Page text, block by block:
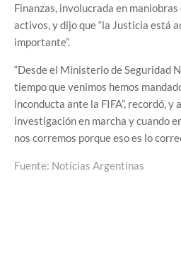
Finanzas, involucrada en
activos, y dijo que “la Justicia está
importante”.
“Desde el Ministerio de Seguridad
tiempo que venimos hemos
inconducta ante la FIFA”, recordó, y
investigación en marcha y cuando
nos corremos porque eso es lo
Fuente: Noticias Argentinas